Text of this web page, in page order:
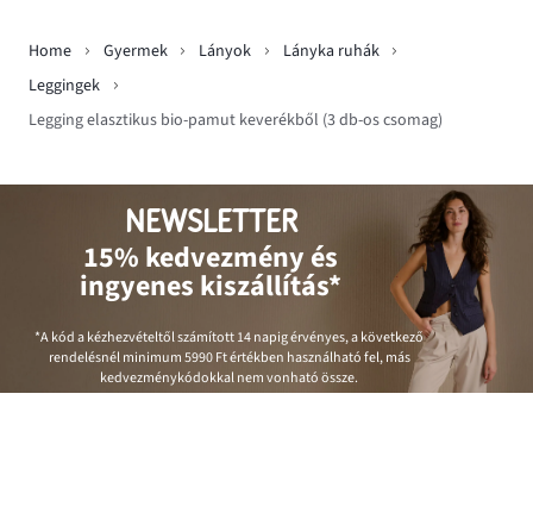
Home Gyermek Lányok
Lányka ruhák
Leggingek
Legging elasztikus bio-pamut keverékből (3 db-os csomag)
NEWSLETTER
15% kedvezmény és
ingyenes kiszállítás*
*A kód a kézhezvételtől számított 14 napig érvényes, a következő
rendelésnél minimum5990 Ftértékben használható fel, más
kedvezménykódokkal nem vonható össze.